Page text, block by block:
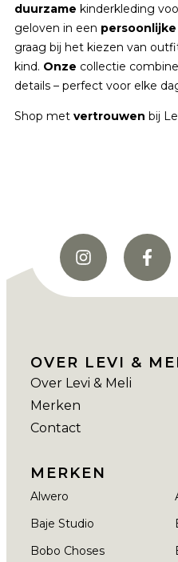
duurzame kinderkleding
geloven in een persoonlijke
graag bij het kiezen van
kind. Onze collectie
details – perfect voor elke
Shop met vertrouwen bij
OVER LEVI &
Over Levi & Meli
Merken
Contact
MERKEN
Alwero
Baje Studio
Bobo Choses